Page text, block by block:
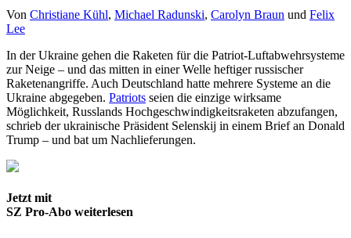
Von Christiane Kühl, Michael Radunski, Carolyn Braun und Felix
Lee
In der Ukraine gehen die Raketen für die Patriot-Luftabwehrsysteme
zur Neige – und das mitten in einer Welle heftiger russischer
Raketenangriffe. Auch Deutschland hatte mehrere Systeme an die
Ukraine abgegeben. Patriots seien die einzige wirksame
Möglichkeit, Russlands Hochgeschwindigkeitsraketen abzufangen,
schrieb der ukrainische Präsident Selenskij in einem Brief an Donald
Trump – und bat um Nachlieferungen.
Jetzt mit
SZ Pro-Abo weiterlesen